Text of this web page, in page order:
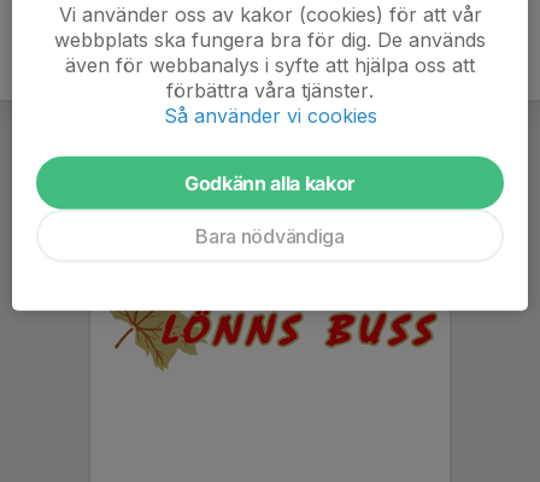
Vi använder oss av kakor (cookies) för att vår
webbplats ska fungera bra för dig. De används
även för webbanalys i syfte att hjälpa oss att
förbättra våra tjänster.
Så använder vi cookies
Godkänn alla kakor
Bara nödvändiga